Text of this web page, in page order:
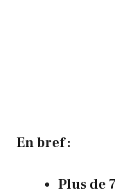
En bref :
Plus de